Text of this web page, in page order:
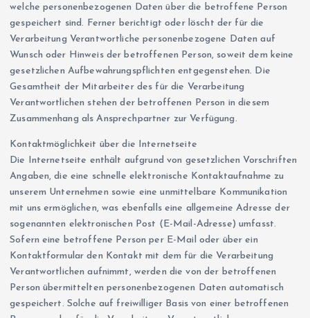
welche personenbezogenen Daten über die betroffene Person
gespeichert sind. Ferner berichtigt oder löscht der für die
Verarbeitung Verantwortliche personenbezogene Daten auf
Wunsch oder Hinweis der betroffenen Person, soweit dem keine
gesetzlichen Aufbewahrungspflichten entgegenstehen. Die
Gesamtheit der Mitarbeiter des für die Verarbeitung
Verantwortlichen stehen der betroffenen Person in diesem
Zusammenhang als Ansprechpartner zur Verfügung.
Kontaktmöglichkeit über die Internetseite
Die Internetseite enthält aufgrund von gesetzlichen Vorschriften
Angaben, die eine schnelle elektronische Kontaktaufnahme zu
unserem Unternehmen sowie eine unmittelbare Kommunikation
mit uns ermöglichen, was ebenfalls eine allgemeine Adresse der
sogenannten elektronischen Post (E-Mail-Adresse) umfasst.
Sofern eine betroffene Person per E-Mail oder über ein
Kontaktformular den Kontakt mit dem für die Verarbeitung
Verantwortlichen aufnimmt, werden die von der betroffenen
Person übermittelten personenbezogenen Daten automatisch
gespeichert. Solche auf freiwilliger Basis von einer betroffenen